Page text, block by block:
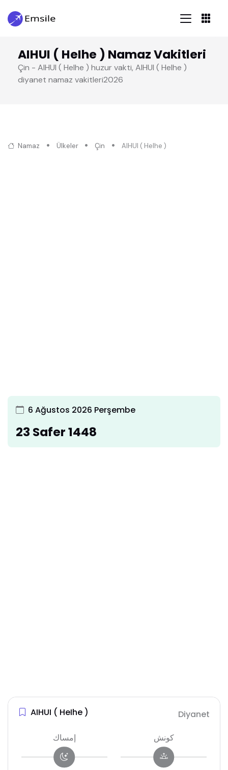
AIHUI ( HeIhe ) Namaz Vakitleri
Çin - AIHUI ( HeIhe ) huzur vakti, AIHUI ( HeIhe )
diyanet namaz vakitleri2026
Namaz Ülkeler Çin AIHUI ( HeIhe )
6 Ağustos 2026 Perşembe
23 Safer 1448
AIHUI ( HeIhe ) Diyanet
إمساك كونش